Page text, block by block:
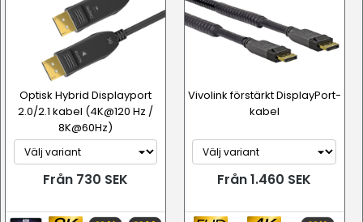
Optisk Hybrid Displayport
2.0/2.1 kabel (4K@120 Hz /
8K@60Hz)
Från 730 SEK
Vivolink förstärkt DisplayPort-
kabel
Från 1.460 SEK